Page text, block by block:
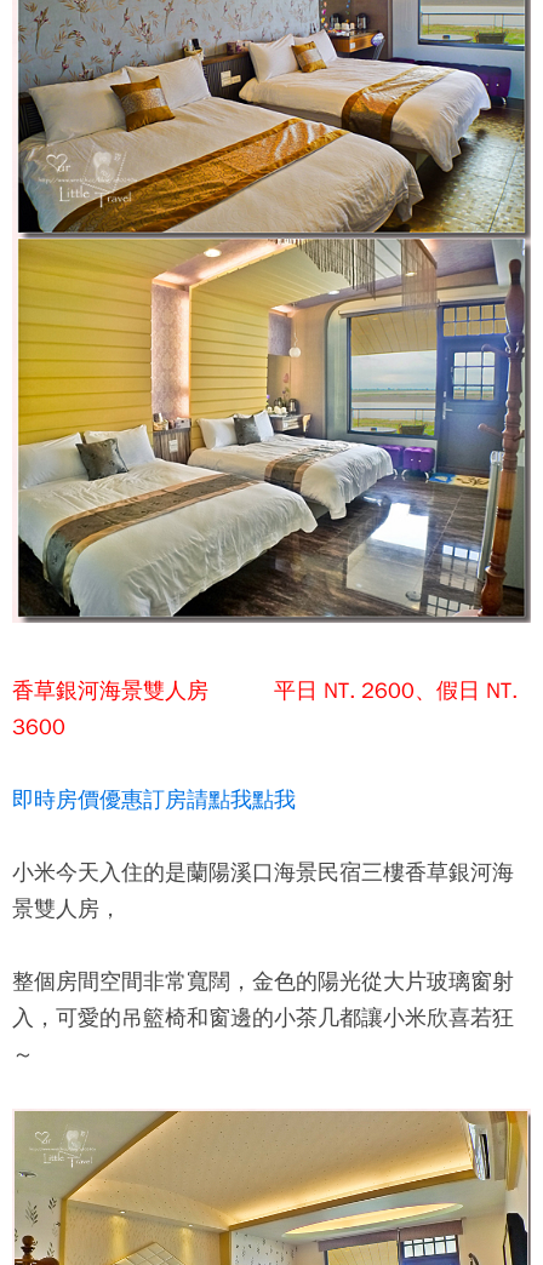
香草銀河海景雙人房 平日 NT. 2600、假日 NT.
3600
即時房價優惠訂房請點我點我
小米今天入住的是蘭陽溪口海景民宿三樓香草銀河海
景雙人房，
整個房間空間非常寬闊，金色的陽光從大片玻璃窗射
入，可愛的吊籃椅和窗邊的小茶几都讓小米欣喜若狂
～